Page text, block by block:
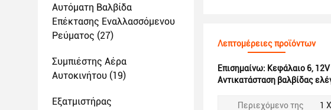
Αυτόματη Βαλβίδα
Επέκτασης Εναλλασσόμενου
Ρεύματος (27)
Συμπιέστης Αέρα
Αυτοκινήτου (19)
Εξατμιστήρας
Λεπτομέρειες προϊόντων
Επισημαίνω: Κεφάλαιο 6,
Αντικατάσταση βαλβίδας
Περιεχόμενο της
1